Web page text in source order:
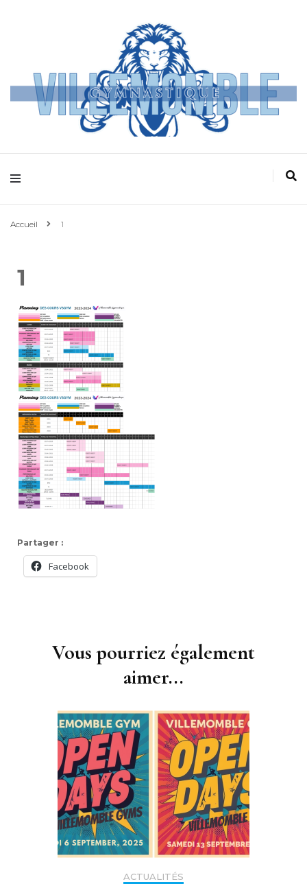
Villemomble
Gymnastique
Accueil 1
1
Partager :
Facebook
Vous pourriez également
aimer...
ACTUALITÉS